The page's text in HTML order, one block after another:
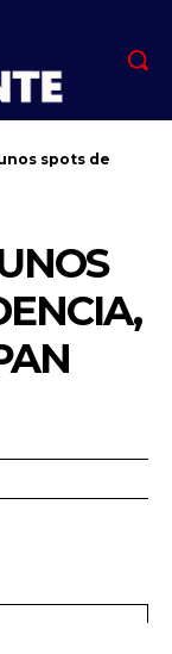
spots de